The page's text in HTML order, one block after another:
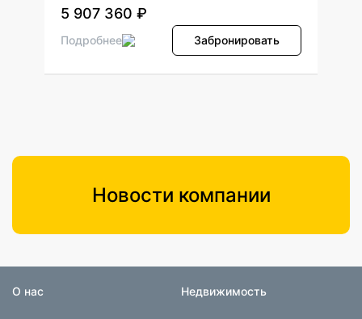
5 907 360 ₽
Подробнее Забронировать
Новости компании
О нас Недвижимость